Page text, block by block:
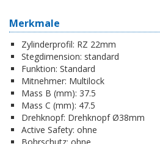
Merkmale
Zylinderprofil: RZ 22mm
Stegdimension: standard
Funktion: Standard
Mitnehmer: Multilock
Mass B (mm): 37.5
Mass C (mm): 47.5
Drehknopf: Drehknopf Ø38mm
Active Safety: ohne